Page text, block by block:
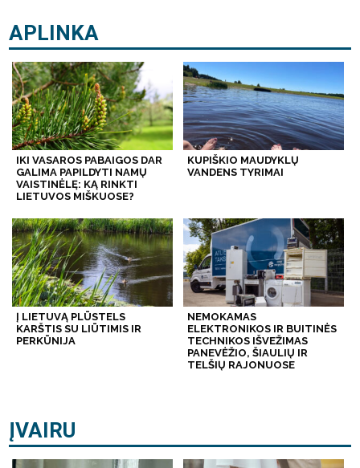
APLINKA
IKI VASAROS PABAIGOS DAR
GALIMA PAPILDYTI NAMŲ
VAISTINĖLĘ: KĄ RINKTI
LIETUVOS MIŠKUOSE?
KUPIŠKIO MAUDYKLŲ
VANDENS TYRIMAI
Į LIETUVĄ PLŪSTELS
KARŠTIS SU LIŪTIMIS IR
PERKŪNIJA
NEMOKAMAS
ELEKTRONIKOS IR BUITINĖS
TECHNIKOS IŠVEŽIMAS
PANEVĖŽIO, ŠIAULIŲ IR
TELŠIŲ RAJONUOSE
ĮVAIRU